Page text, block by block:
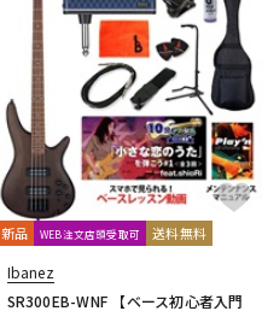
新品 WEB注文店頭受取可 送料無料
Ibanez
SR300EB-WNF 【ベース初心者入門